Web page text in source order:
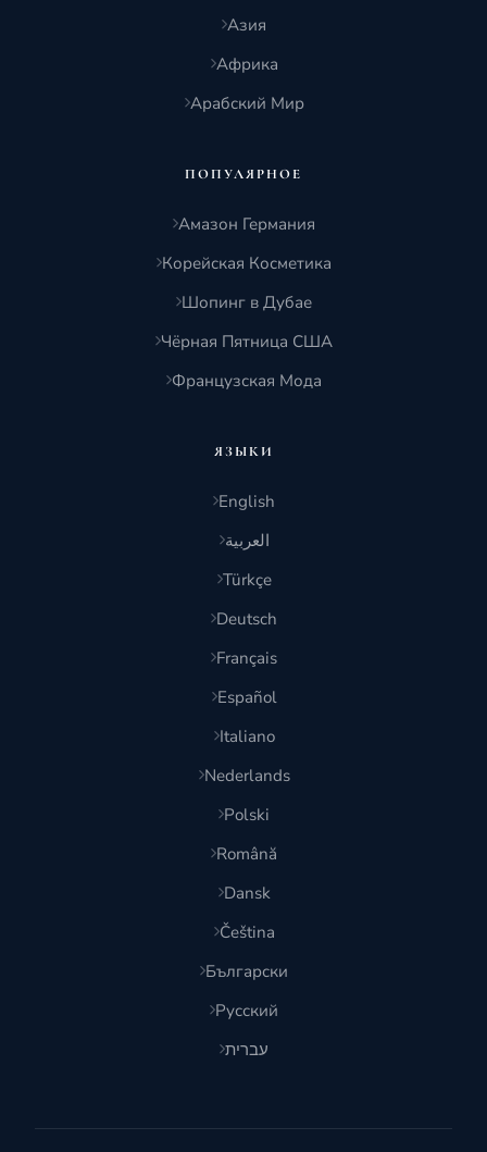
Азия
Африка
Арабский Мир
ПОПУЛЯРНОЕ
Амазон Германия
Корейская Косметика
Шопинг в Дубае
Чёрная Пятница США
Французская Мода
ЯЗЫКИ
English
العربية
Türkçe
Deutsch
Français
Español
Italiano
Nederlands
Polski
Română
Dansk
Čeština
Български
Русский
עברית